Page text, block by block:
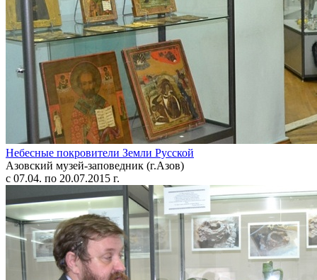
Небесные покровители Земли Русской
Азовский музей-заповедник (г.Азов)
с 07.04. по 20.07.2015 г.